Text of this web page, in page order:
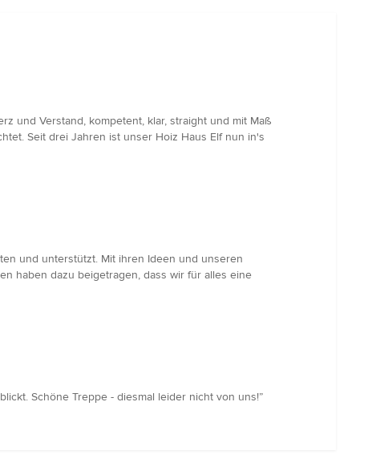
und Verstand, kompetent, klar, straight und mit Maß
Seit drei Jahren ist unser Hoiz Haus Elf nun in's
und unterstützt. Mit ihren Ideen und unseren
haben dazu beigetragen, dass wir für alles eine
Schöne Treppe - diesmal leider nicht von uns!”